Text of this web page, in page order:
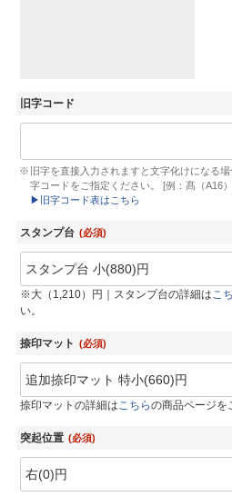
旧字コード
旧字を直接入力されますと文字化けになる
字コードをご指定ください。 [例：髙（A16
▶︎旧字コード表はこちら
スタンプ台 (必須)
※大（1,210）円｜スタンプ台の詳細はこ
い。
捺印マット (必須)
捺印マットの詳細はこちらの商品ページを
突起位置 (必須)